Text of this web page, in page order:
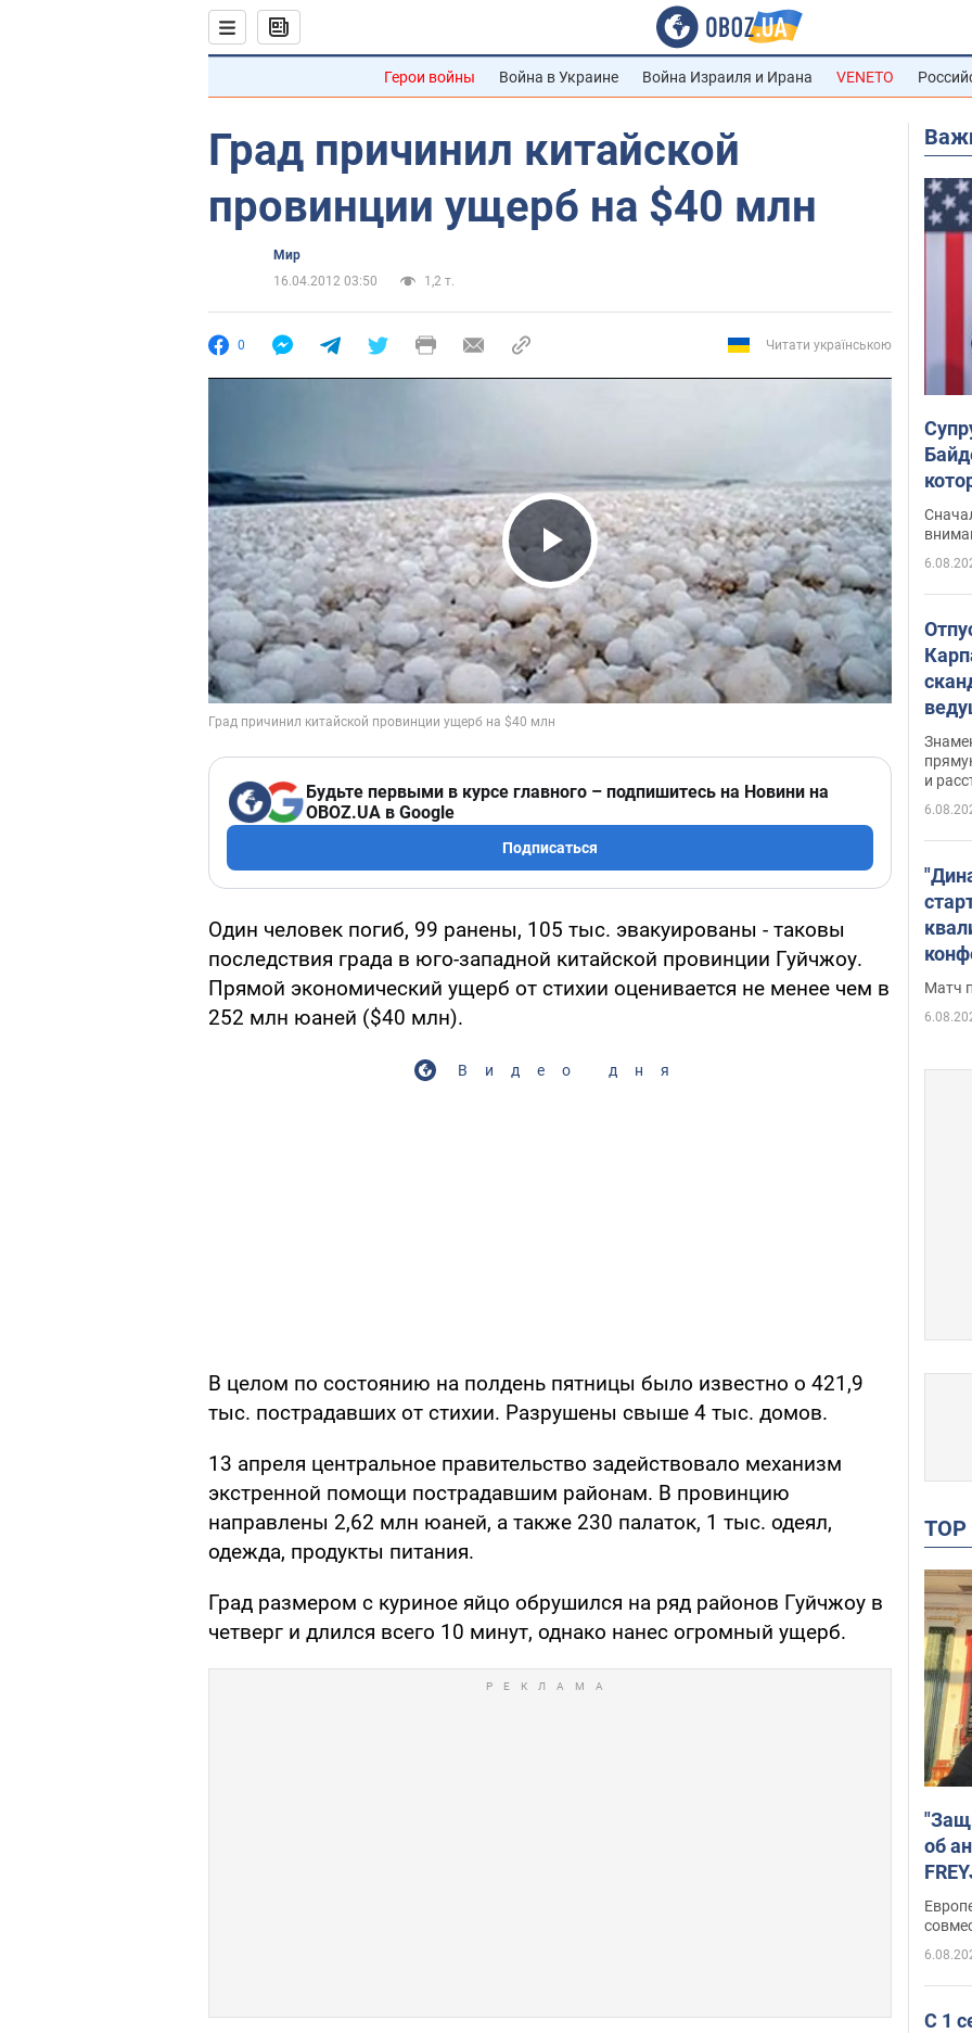
Герои войны Война в Украине Война Израиля и Ирана VENETO
Град причинил китайской
провинции ущерб на $40 млн
Мир
16.04.2012 03:50
1,2 т.
0 Читати українською
Play Video
Будьте первыми в курсе главного – подпишитесь на Новини на
OBOZ.UA в Google
Подписаться
Один человек погиб, 99 ранены, 105 тыс. эвакуированы - таковы
последствия града в юго-западной китайской провинции Гуйчжоу.
Прямой экономический ущерб от стихии оценивается не менее чем в
252 млн юаней ($40 млн).
Видео дня
В целом по состоянию на полдень пятницы было известно о 421,9
тыс. пострадавших от стихии. Разрушены свыше 4 тыс. домов.
13 апреля центральное правительство задействовало механизм
экстренной помощи пострадавшим районам. В провинцию
направлены 2,62 млн юаней, а также 230 палаток, 1 тыс. одеял,
одежда, продукты питания.
Град размером с куриное яйцо обрушился на ряд районов Гуйчжоу в
четверг и длился всего 10 минут, однако нанес огромный ущерб.
и
Матч
об
С 1